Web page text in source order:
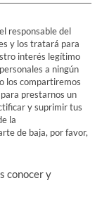
responsable del
y los tratará para
interés legítimo
a ningún
los compartiremos
prestarnos un
y suprimir tus
la
de baja, por favor,
conocer y